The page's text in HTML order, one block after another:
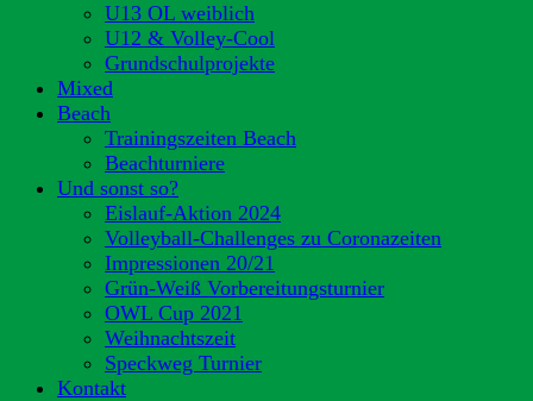
U13 OL weiblich
U12 & Volley-Cool
Grundschulprojekte
Mixed
Beach
Trainingszeiten Beach
Beachturniere
Und sonst so?
Eislauf-Aktion 2024
Volleyball-Challenges zu Coronazeiten
Impressionen 20/21
Grün-Weiß Vorbereitungsturnier
OWL Cup 2021
Weihnachtszeit
Speckweg Turnier
Kontakt